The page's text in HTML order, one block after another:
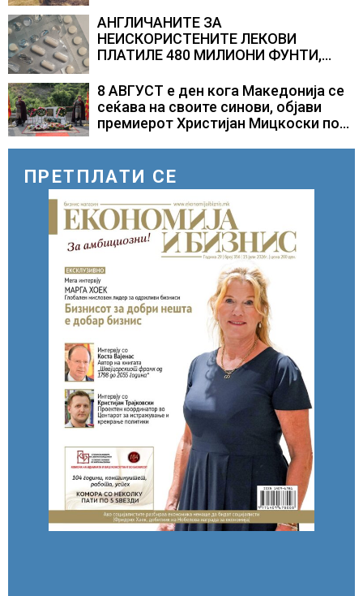
АНГЛИЧАНИТЕ ЗА
НЕИСКОРИСТЕНИТЕ ЛЕКОВИ
ПЛАТИЛЕ 480 МИЛИОНИ ФУНТИ,
само лекови што навистина им се
потребни
8 АВГУСТ е ден кога Македонија се
сеќава на своите синови, објави
премиерот Христијан Мицкоски по
прилепски бранители
ПРЕТПЛАТИ СЕ